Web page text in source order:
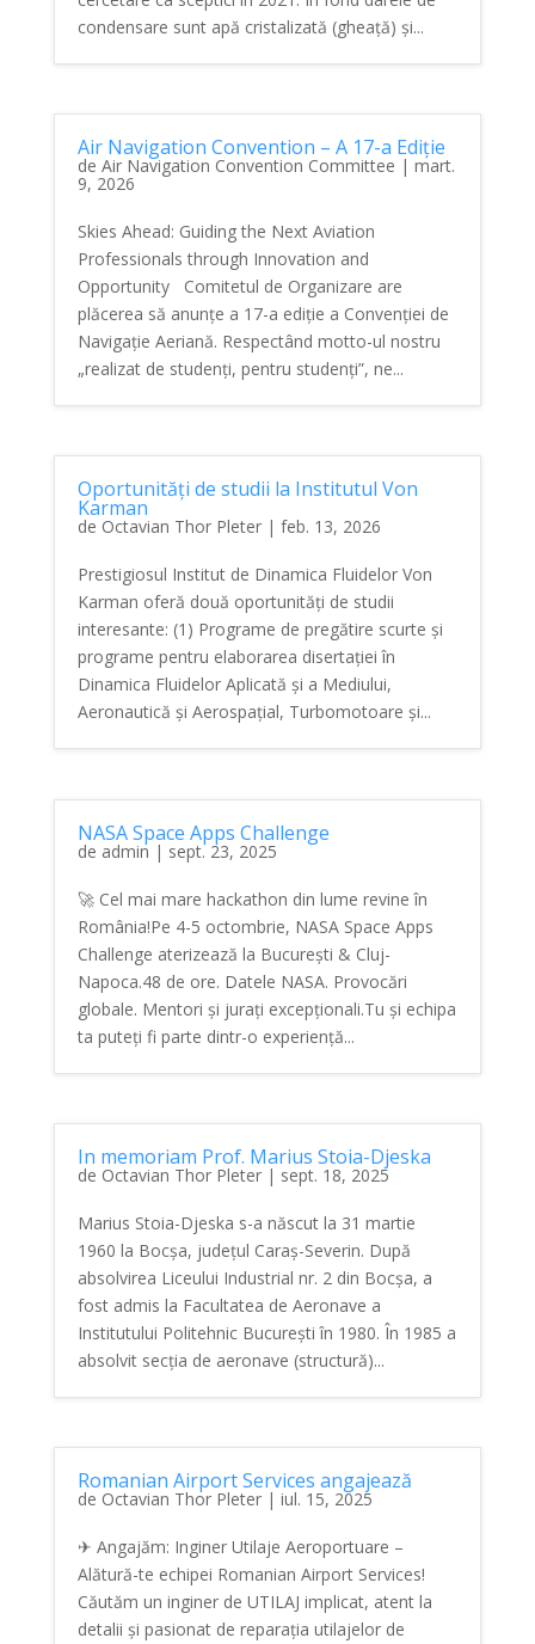
condensare sunt apă cristalizată (gheață) și...
Air Navigation Convention – A 17-a Ediție
de Air Navigation Convention Committee | mart.
9, 2026
Skies Ahead: Guiding the Next Aviation
Professionals through Innovation and
Opportunity Comitetul de Organizare are
plăcerea să anunțe a 17-a ediție a Convenției de
Navigație Aeriană. Respectând motto-ul nostru
„realizat de studenți, pentru studenți”, ne...
Oportunități de studii la Institutul Von
Karman
de Octavian Thor Pleter| feb. 13, 2026
Prestigiosul Institut de Dinamica Fluidelor Von
Karman oferă două oportunități de studii
interesante: (1) Programe de pregătire scurte și
programe pentru elaborarea disertației în
Dinamica Fluidelor Aplicată și a Mediului,
Aeronautică și Aerospațial, Turbomotoare și...
NASA Space Apps Challenge
de admin | sept. 23, 2025
🚀 Cel mai mare hackathon din lume revine în
România!Pe 4-5 octombrie, NASA Space Apps
Challenge aterizează la București & Cluj-
Napoca.48 de ore. Datele NASA. Provocări
globale. Mentori și jurați excepționali.Tu și echipa
ta puteți fi parte dintr-o experiență...
In memoriam Prof. Marius Stoia-Djeska
de Octavian Thor Pleter| sept. 18, 2025
Marius Stoia-Djeska s-a născut la 31 martie
1960 la Bocșa, județul Caraș-Severin. După
absolvirea Liceului Industrial nr. 2 din Bocșa, a
fost admis la Facultatea de Aeronave a
Institutului Politehnic București în 1980. În 1985 a
absolvit secția de aeronave (structură)...
Romanian Airport Services angajează
de Octavian Thor Pleter| iul. 15, 2025
✈ Angajăm: Inginer Utilaje Aeroportuare –
Alătură-te echipei Romanian Airport Services!
Căutăm un inginer de UTILAJ implicat, atent la
detalii și pasionat de reparația utilajelor de